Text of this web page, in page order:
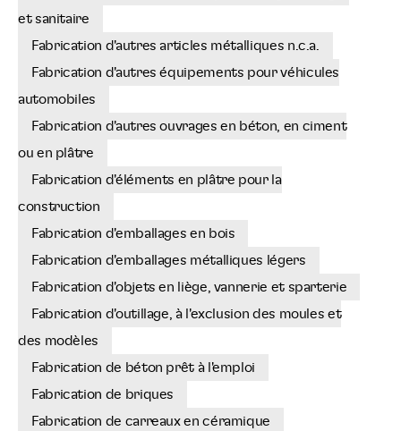
et sanitaire
Fabrication d'autres articles métalliques n.c.a.
Fabrication d'autres équipements pour véhicules
automobiles
Fabrication d'autres ouvrages en béton, en ciment
ou en plâtre
Fabrication d'éléments en plâtre pour la
construction
Fabrication d'emballages en bois
Fabrication d'emballages métalliques légers
Fabrication d'objets en liège, vannerie et sparterie
Fabrication d'outillage, à l'exclusion des moules et
des modèles
Fabrication de béton prêt à l'emploi
Fabrication de briques
Fabrication de carreaux en céramique